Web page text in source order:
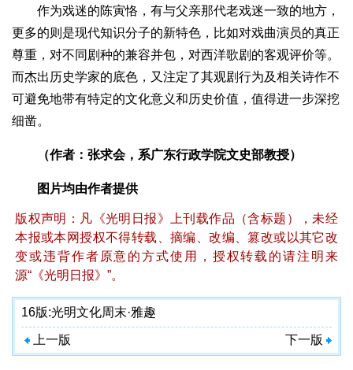
作为戏迷的陈寅恪，有与父亲那代老戏迷一致的地方，
更多的则是现代知识分子的新特色，比如对戏曲演员的真正
尊重，对不同剧种的兼容并包，对西洋歌剧的客观评价等。
而杰出历史学家的底色，又注定了其观剧行为及相关诗作不
可避免地带有特定的文化意义和历史价值，值得进一步深挖
细凿。
（作者：张求会，系广东行政学院文史部教授）
图片均由作者提供
版权声明：凡《光明日报》上刊载作品（含标题），未经
本报或本网授权不得转载、摘编、改编、篡改或以其它改
变或违背作者原意的方式使用，授权转载的请注明来
源“《光明日报》”。
16版:光明文化周末·雅趣
上一版 下一版